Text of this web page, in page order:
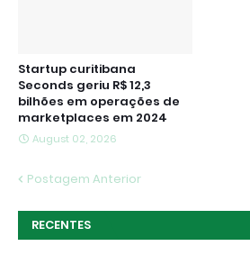
Startup curitibana
Seconds geriu R$ 12,3
bilhões em operações de
marketplaces em 2024
August 02, 2026
Postagem Anterior
RECENTES